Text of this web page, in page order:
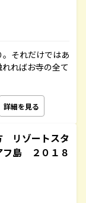
それだけではあ
ればお寺の全て
詳細を見る
リゾートスタ
島 ２０１８